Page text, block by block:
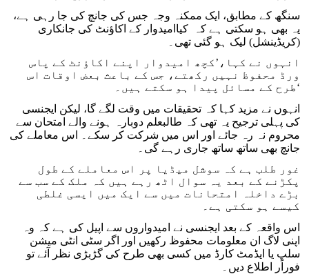
سنگھ کے مطابق، ایک ممکنہ وجہ جس کی جانچ کی جا رہی ہے،
یہ بھی ہو سکتی ہے کہ کیاامیدوار کے اکاؤنٹ کی جانکاری
(کریڈینشل) لیک ہو گئی تھی۔
انہوں نے کہا،’کچھ امیدوار اپنے اکاؤنٹ کے پاس
ورڈ محفوظ نہیں رکھتے، جس کے باعث بعض اوقات اس
طرح کے مسائل پیدا ہو سکتے ہیں۔‘
انہوں نے مزید کہا کہ تحقیقات میں وقت لگے گا، لیکن ایجنسی
کی پہلی ترجیح یہ تھی کہ طالبعلم دوبارہ ہونے والے امتحان سے
محروم نہ رہ جائے اور اس میں شرکت کر سکے۔ اس معاملے کی
جانچ بھی ساتھ ساتھ جاری رہے گی۔
غور طلب ہے کہ سوشل میڈیا پر اس معاملے کے طول
پکڑنے کے بعد یہ سوال اٹھ رہے ہیں کہ ملک کے سب سے
بڑے داخلہ امتحانات میں سے ایک میں ایسی غلطی
کیسے ہو سکتی ہے۔
اس واقعہ کے بعد ایجنسی نے امیدواروں سے اپیل کی ہے کہ وہ
اپنی لاگ ان معلومات محفوظ رکھیں اور اگر سٹی انٹی میشن
سلپ یا ایڈمٹ کارڈ میں کسی بھی طرح کی گڑبڑی نظر آئے تو
فوراًر اطلاع دیں۔